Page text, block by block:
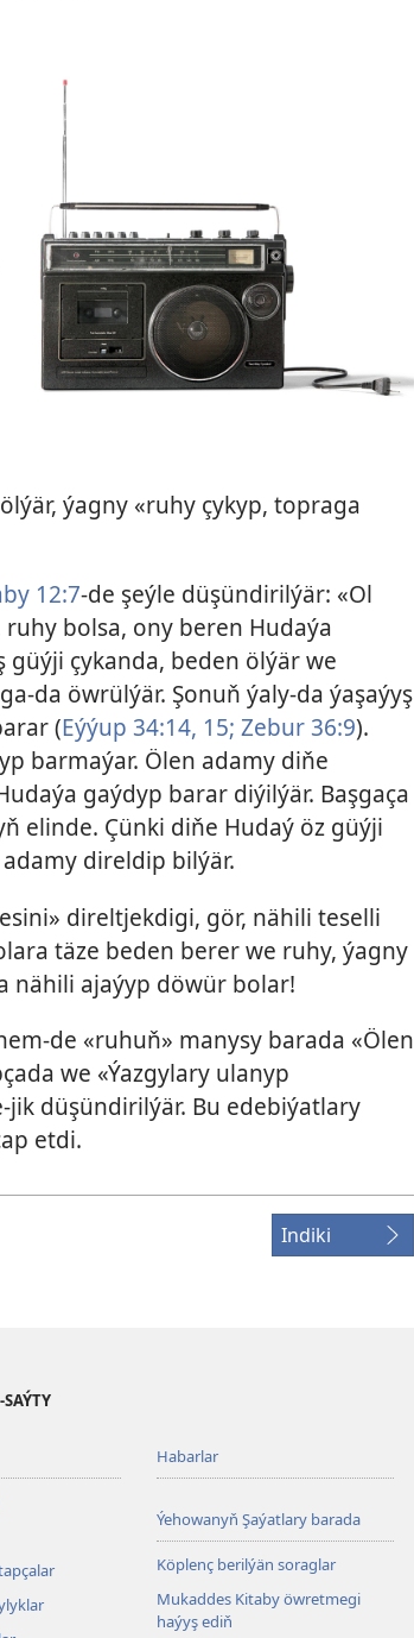
ýagny «ruhy çykyp, topraga
12:7-de şeýle düşündirilýär: «Ol
bolsa, ony beren Hudaýa
güýji çykanda, beden ölýär we
da öwrülýär. Şonuň ýaly-da ýaşaýyş
(Eýýup 34:14, 15; Zebur 36:9).
barmaýar. Ölen adamy diňe
gaýdyp barar diýilýär. Başgaça
elinde. Çünki diňe Hudaý öz güýji
direldip bilýär.
direltjekdigi, gör, nähili teselli
täze beden berer we ruhy, ýagny
nähili ajaýyp döwür bolar!
de «ruhuň» manysy barada «Ölen
we «Ýazgylary ulanyp
düşündirilýär. Bu edebiýatlary
etdi.
Indiki
Habarlar
Ýehowanyň Şaýatlary barada
Köplenç berilýän soraglar
Mukaddes Kitaby öwretmegi
haýyş ediň